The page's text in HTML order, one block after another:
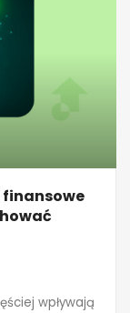
finansowe
wpływają